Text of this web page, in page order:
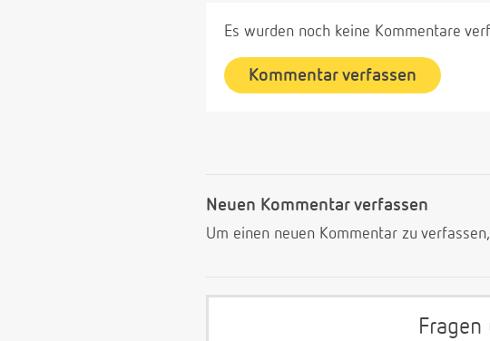
Es wurden noch keine Kommentare
Kommentar verfassen
Neuen Kommentar verfassen
Um einen neuen Kommentar zu